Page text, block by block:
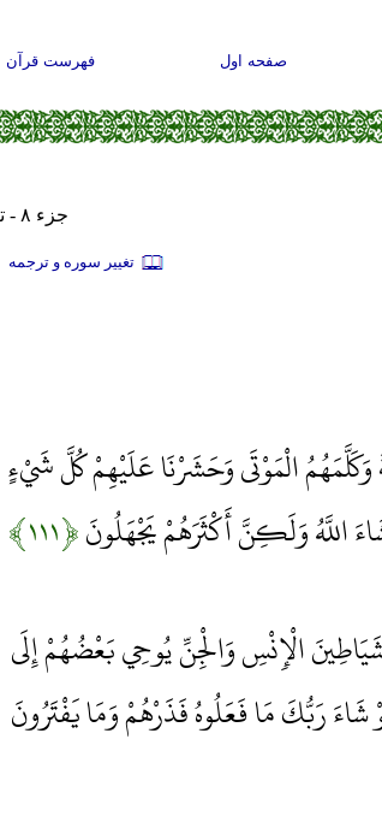
صفحه اول فهرست قرآن
جزء ۸ - ترجمه قمشه‌ای
تغيير سوره و ترجمه
وَكَلَّمَهُمُ الْمَوْتَى وَحَشَرْنَا عَلَيْهِمْ كُلَّ شَيْءٍ
اللَّهُ وَلَكِنَّ أَكْثَرَهُمْ يَجْهَلُونَ﴿۱۱۱﴾
الْإِنْسِ وَالْجِنِّ يُوحِي بَعْضُهُمْ إِلَى
رَبُّكَ مَا فَعَلُوهُ فَذَرْهُمْ وَمَا يَفْتَرُونَ